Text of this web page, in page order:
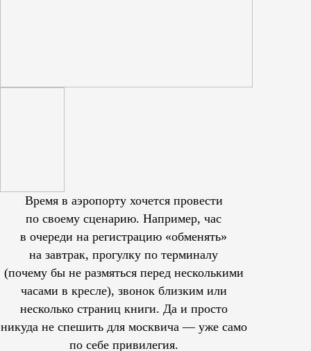
Время в аэропорту хочется провести
по своему сценарию. Например, час
в очереди на регистрацию «обменять»
на завтрак, прогулку по терминалу
(почему бы не размяться перед несколькими
часами в кресле), звонок близким или
несколько страниц книги. Да и просто
никуда не спешить для москвича — уже само
по себе привилегия.